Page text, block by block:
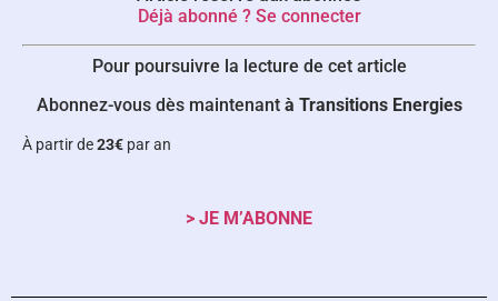
Déjà abonné ? Se connecter
Pour poursuivre la lecture de cet article
Abonnez-vous dès maintenant à Transitions Energies
À partir de23€ par an
> JE M’ABONNE